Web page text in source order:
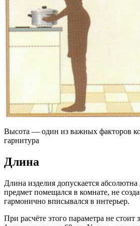
Высота — один из важных факторов
гарнитура
Длина
Длина изделия допускается
предмет помещался в комнате, не
гармонично вписывался в интерьер.
При расчёте этого параметра не стоит